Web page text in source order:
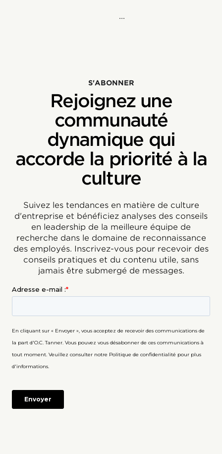
...
S'ABONNER
Rejoignez une
communauté
dynamique qui
accorde la priorité à la
culture
Suivez les tendances en matière de culture
d'entreprise et bénéficiez analyses des conseils
en leadership de la meilleure équipe de
recherche dans le domaine de reconnaissance
des employés. Inscrivez-vous pour recevoir des
conseils pratiques et du contenu utile, sans
jamais être submergé de messages.